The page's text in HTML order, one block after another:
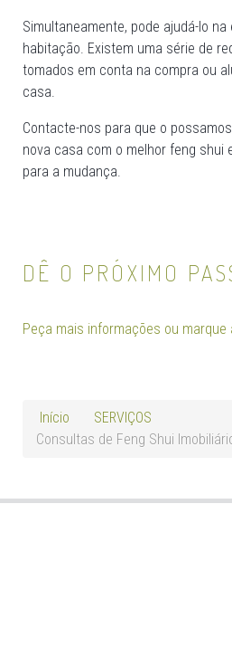
Simultaneamente, pode ajudá-lo
habitação. Existem uma série de
tomados em conta na compra ou
casa.
Contacte-nos para que o
nova casa com o melhor feng shui
para a mudança.
DÊ O PRÓXIMO
Peça mais informações ou marque
Início
SERVIÇOS
Consultas de Feng Shui